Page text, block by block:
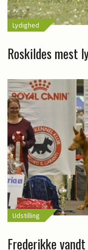
Lydighed
Roskildes mest
Udstilling
Frederikke